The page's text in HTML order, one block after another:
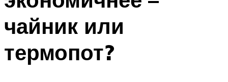
чайник или
термопот?